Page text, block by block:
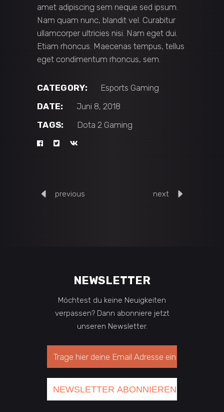
amet adipiscing sem neque sed ipsum.
Nam quam nunc, blandit vel. Curabitur
ullamcorper ultricies nisi. Nam eget dui.
Etiam rhoncus. Maecenas tempus, tellus
eget condimentum rhoncus, sem.
CATEGORY: Esports Gaming
DATE:
Juni 8, 2018
TAGS:
Dota 2 Gaming
previous next
NEWSLETTER
Möchtest du keine Neuigkeiten
verpassen? Dann abonniere jetzt
unseren Newsletter.